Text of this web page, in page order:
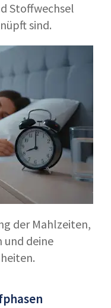
Stoffwechsel
sind.
der Mahlzeiten,
und deine